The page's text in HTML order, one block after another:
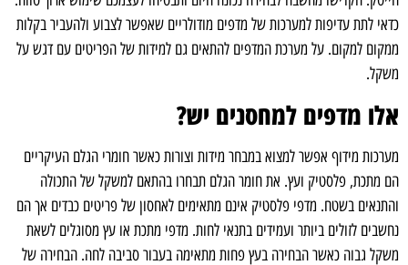
כדאי לתת עדיפות למערכות של מדפים מודולריים שאפשר לצבוע ולהעביר בקלות
ממקום למקום. על מערכת המדפים להתאים גם למידות של הפריטים עם דגש על
משקל.
אלו מדפים למחסנים יש?
מערכות מידוף אפשר למצוא במבחר מידות וצורות כאשר חומרי הגלם העיקריים
הם מתכת, פלסטיק ועץ. את חומר הגלם תבחרו בהתאם למשקל של התכולה
והתנאים בשטח. מדפי פלסטיק אינם מתאימים לאחסון של פריטים כבדים אך הם
נחשבים לזולים ביותר ועמידים בתנאי לחות. מדפי מתכת או עץ מסוגלים לשאת
משקל גבוה כאשר הבחירה בעץ פחות מתאימה בעבור סביבה לחה. הבחירה של